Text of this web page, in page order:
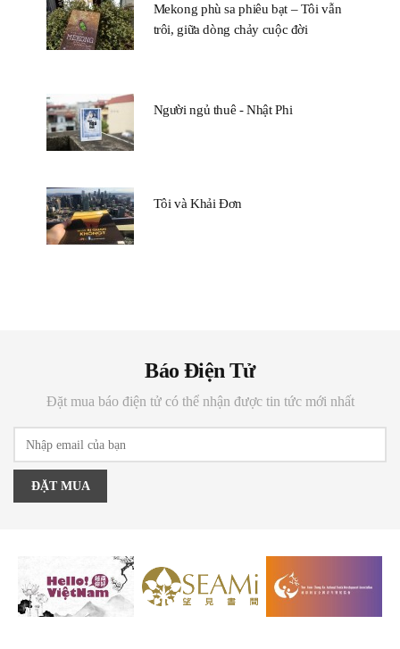
Mekong phù sa phiêu bạt – Tôi vẫn
trôi, giữa dòng chảy cuộc đời
Người ngủ thuê - Nhật Phi
Tôi và Khải Đơn
Báo Điện Tử
Đặt mua báo điện tử có thể nhận được tin tức mới nhất
ĐẶT MUA